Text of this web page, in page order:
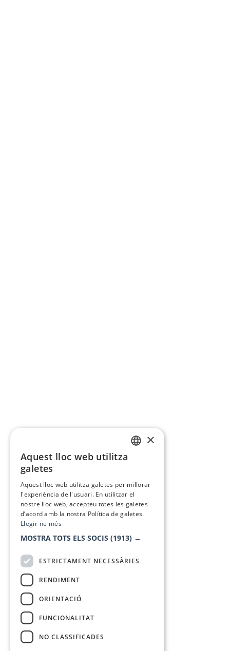
×
Aquest lloc web utilitza
galetes
Aquest lloc web utilitza galetes per millorar
l'experiència de l'usuari. En utilitzar el
nostre lloc web, accepteu totes les galetes
d’acord amb la nostra Política de galetes.
Llegir-ne més
MOSTRA TOTS ELS SOCIS (1913) →
ESTRICTAMENT NECESSÀRIES
RENDIMENT
ORIENTACIÓ
FUNCIONALITAT
NO CLASSIFICADES